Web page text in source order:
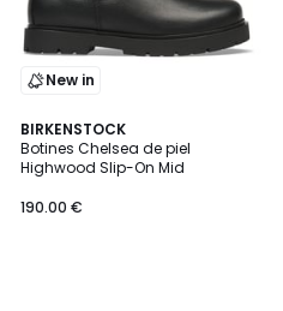
New in
BIRKENSTOCK
Botines Chelsea de piel
Highwood Slip-On Mid
190.00 €